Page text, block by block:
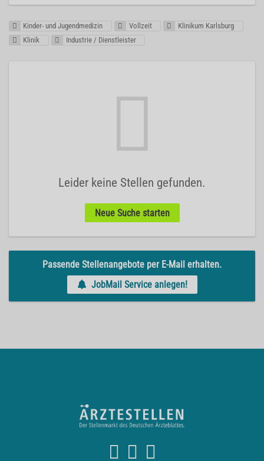
Kinder- und Jugendmedizin Vollzeit
Klinikum Karlsburg
Klinik
Industrie / Dienstleister
Leider keine Stellen gefunden.
Neue Suche starten
Passende Stellenangebote per E-Mail erhalten.
JobMail Service anlegen!